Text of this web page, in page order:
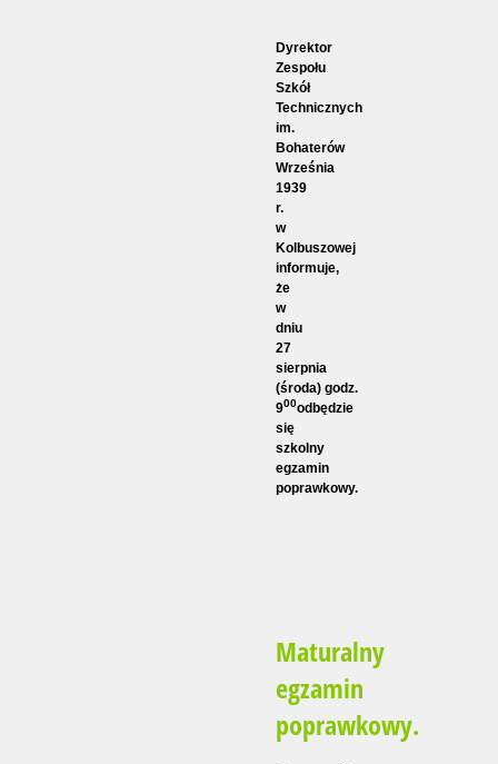
Dyrektor
Zespołu
Szkół
Technicznych
im.
Bohaterów
Września
1939
r.
w
Kolbuszowej
informuje,
że
w
dniu
27
sierpnia
(środa) godz.
900odbędzie
się
szkolny
egzamin
poprawkowy.
Maturalny
egzamin
poprawkowy.